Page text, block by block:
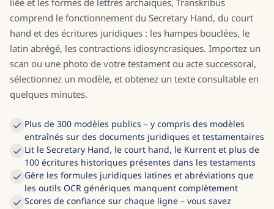
liée et les formes de lettres archaïques, Transkribus
comprend le fonctionnement du Secretary Hand, du court
hand et des écritures juridiques : les hampes bouclées, le
latin abrégé, les contractions idiosyncrasiques. Importez un
scan ou une photo de votre testament ou acte successoral,
sélectionnez un modèle, et obtenez un texte consultable en
quelques minutes.
Plus de 300 modèles publics – y compris des modèles
entraînés sur des documents juridiques et testamentaires
Lit le Secretary Hand, le court hand, le Kurrent et plus de
100 écritures historiques présentes dans les testaments
Gère les formules juridiques latines et abréviations que
les outils OCR génériques manquent complètement
Scores de confiance sur chaque ligne – vous savez